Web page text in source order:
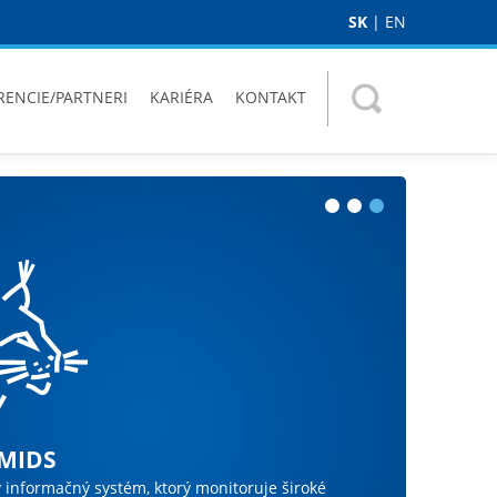
SK | EN
PARTNERI KARIÉRA KONTAKT
Cisco Technical Innovation
2024
ocenenie Checkpoint
partner 2024
informačný systém, ktorý monitoruje široké